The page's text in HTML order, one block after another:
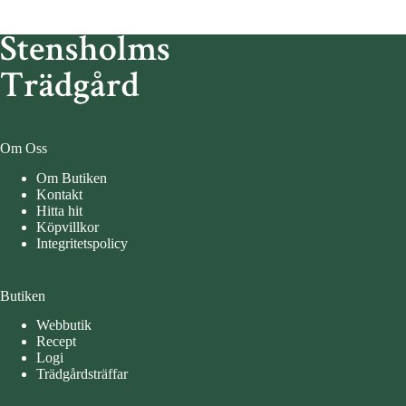
Om Oss
Om Butiken
Kontakt
Hitta hit
Köpvillkor
Integritetspolicy
Butiken
Webbutik
Recept
Logi
Trädgårdsträffar